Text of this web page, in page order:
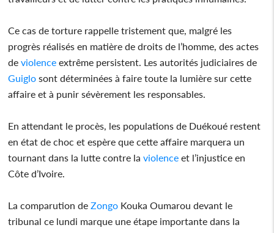
Ce cas de torture rappelle tristement que, malgré les
progrès réalisés en matière de droits de l’homme, des actes
deviolence extrême persistent. Les autorités judiciaires de
Guiglo sont déterminées à faire toute la lumière sur cette
affaire et à punir sévèrement les responsables.
En attendant le procès, les populations de Duékoué restent
en état de choc et espère que cette affaire marquera un
tournant dans la lutte contre laviolence et l’injustice en
Côte d’Ivoire.
La comparution deZongo Kouka Oumarou devant le
tribunal ce lundi marque une étape importante dans la